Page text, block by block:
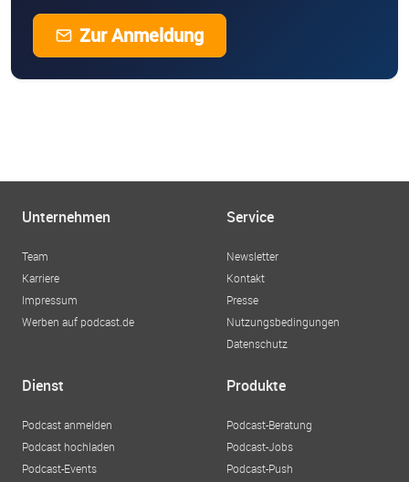
Zur Anmeldung
Unternehmen
Team
Karriere
Impressum
Werben auf podcast.de
Service
Newsletter
Kontakt
Presse
Nutzungsbedingungen
Datenschutz
Dienst
Podcast anmelden
Podcast hochladen
Podcast-Events
Produkte
Podcast-Beratung
Podcast-Jobs
Podcast-Push